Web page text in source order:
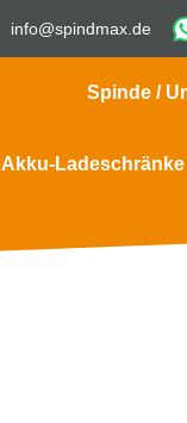
info@spindmax.de
Spinde /
Akku-Ladeschränke